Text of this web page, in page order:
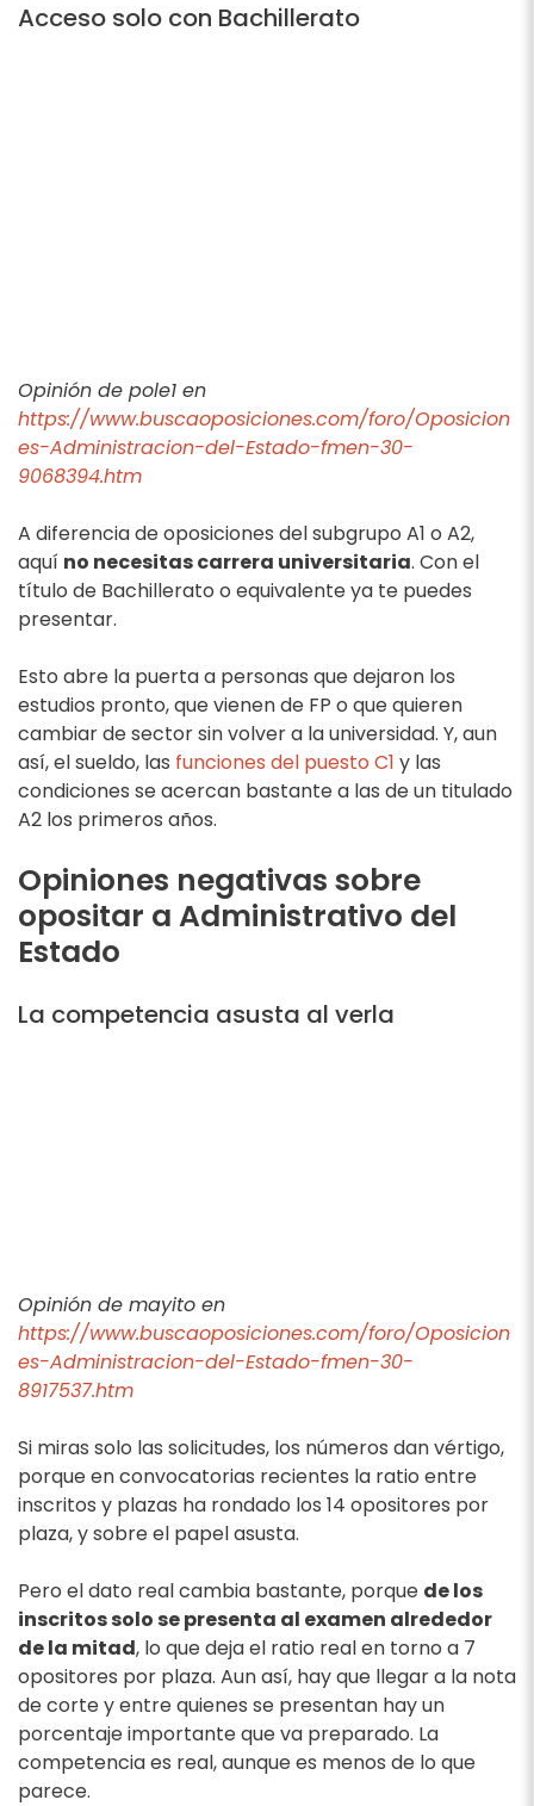
Acceso solo con Bachillerato
Opinión de pole1 en
https://www.buscaoposiciones.com/foro/Oposicion
es-Administracion-del-Estado-fmen-30-
9068394.htm
A diferencia de oposiciones del subgrupo A1 o A2,
aquí no necesitas carrera universitaria. Con el
título de Bachillerato o equivalente ya te puedes
presentar.
Esto abre la puerta a personas que dejaron los
estudios pronto, que vienen de FP o que quieren
cambiar de sector sin volver a la universidad. Y, aun
así, el sueldo, las funciones del puesto C1 y las
condiciones se acercan bastante a las de un titulado
A2 los primeros años.
Opiniones negativas sobre
opositar a Administrativo del
Estado
La competencia asusta al verla
Opinión de mayito en
https://www.buscaoposiciones.com/foro/Oposicion
es-Administracion-del-Estado-fmen-30-
8917537.htm
Si miras solo las solicitudes, los números dan vértigo,
porque en convocatorias recientes la ratio entre
inscritos y plazas ha rondado los 14 opositores por
plaza, y sobre el papel asusta.
Pero el dato real cambia bastante, porque de los
inscritos solo se presenta al examen alrededor
de la mitad, lo que deja el ratio real en torno a 7
opositores por plaza. Aun así, hay que llegar a la nota
de corte y entre quienes se presentan hay un
porcentaje importante que va preparado. La
competencia es real, aunque es menos de lo que
parece.